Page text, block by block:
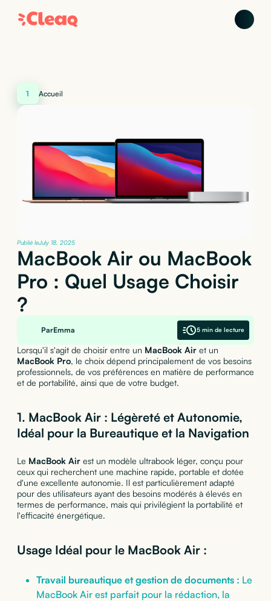
1 Accueil
Publié leJuly 18, 2025
MacBook Air ou MacBook
Pro : Quel Usage Choisir
?
ParEmma 5 min de lecture
Lorsqu'il s'agit de choisir entre un MacBook Airet un
MacBook Pro, le choix dépend principalement de vos besoins
professionnels, de vos préférences en matière de performance
et de portabilité, ainsi que de votre budget.
1. MacBook Air : Légèreté et Autonomie,
Idéal pour la Bureautique et la Navigation
Le MacBook Airest un modèle ultrabook léger, conçu pour
ceux qui recherchent une machine rapide, portable et dotée
d'une excellente autonomie. Il est particulièrement adapté
pour des utilisateurs ayant des besoins modérés à élevés en
termes de performance, mais qui privilégient la portabilité et
l'efficacité énergétique.
Usage Idéal pour le MacBook Air :
Travail bureautique et gestion de documents : Le
MacBook Air est parfait pour la rédaction, la